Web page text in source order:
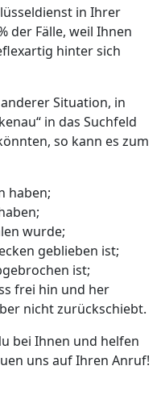
in Ihrer
der Fälle, weil Ihnen
hinter sich
Situation, in
in das Suchfeld
so kann es zum
haben;
wurde;
geblieben ist;
ist;
frei hin und her
nicht zurückschiebt.
bei Ihnen und helfen
uns auf Ihren Anruf!